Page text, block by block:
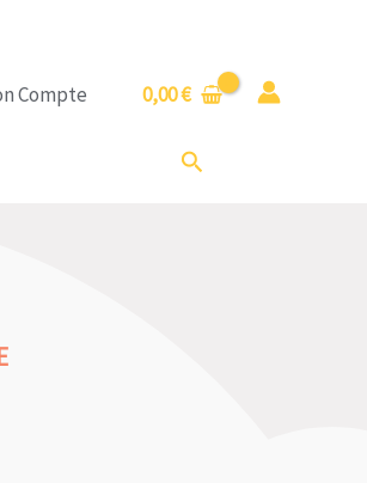
Compte 0,00€
Rechercher